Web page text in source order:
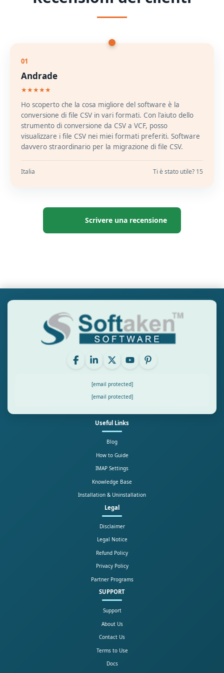
01
Andrade
★★★★★
Ho scoperto che la cosa migliore del software è la
conversione di file CSV in vari formati. Con l'aiuto dello
strumento di conversione da CSV a VCF, posso
visualizzare i file CSV nei miei formati preferiti. Software
davvero straordinario per la migrazione di file CSV.
Italia Ti è stato utile? 15
Scrivere una recensione
[email protected]
[email protected]
Useful Links
Blog
How to Guide
IMAP Settings
Knowledge Base
Installation & Uninstallation
Legal
Disclaimer
Legal Notice
Refund Policy
Privacy Policy
Partner Programs
SUPPORT
Support
About Us
Contact Us
Terms to Use
Docs